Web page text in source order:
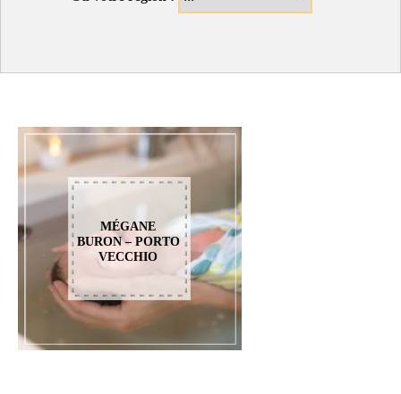
MÉGANE
BURON – PORTO
VECCHIO